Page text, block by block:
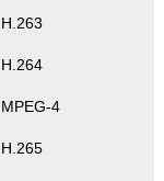
H.263
H.264
MPEG-4
H.265